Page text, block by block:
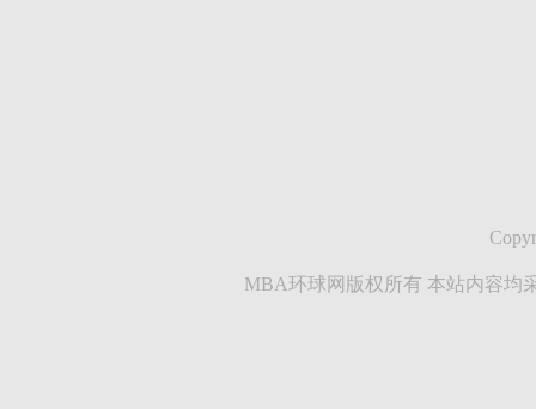
MBA环球网版权所有 本站内容均